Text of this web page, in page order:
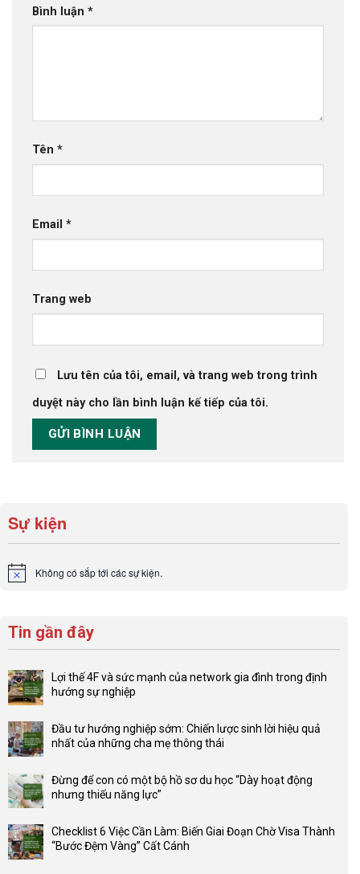
Bình luận *
Tên *
Email *
Trang web
Lưu tên của tôi, email, và trang web trong trình
duyệt này cho lần bình luận kế tiếp của tôi.
Sự kiện
Notice Không có sắp tới các sự kiện.
Tin gần đây
Lợi thế 4F và sức mạnh của network gia đình trong định
hướng sự nghiệp
có
bình
luận
Lợi
thế
sức
mạnh
Đầu tư hướng nghiệp sớm: Chiến lược sinh lời hiệu quả
nhất của những cha mẹ thông thái
bình
luận
Đầu
tư
Đừng để con có một bộ hồ sơ du học “Dày hoạt động
nhưng thiếu năng lực”
bình
luận
Checklist 6 Việc Cần Làm: Biến Giai Đoạn Chờ Visa Thành
“Bước Đệm Vàng” Cất Cánh